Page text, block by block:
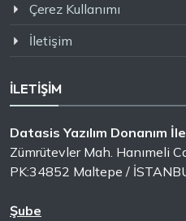
Çerez Kullanımı
İletişim
İLETİŞİM
Datasis Yazılım Donanım
Zümrütevler Mah. Hanımeli
PK:34852 Maltepe /
Şube